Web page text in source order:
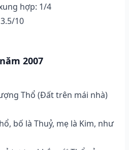
hợp: 1/4
10
2007
Thổ (Ðất trên mái nhà)
bố là Thuỷ, mẹ là Kim, như